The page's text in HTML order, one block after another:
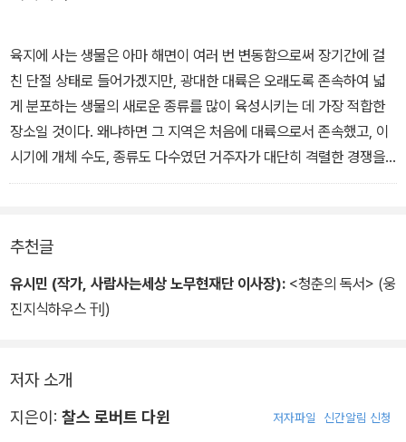
육지에 사는 생물은 아마 해면이 여러 번 변동함으로써 장기간에 걸
친 단절 상태로 들어가겠지만, 광대한 대륙은 오래도록 존속하여 넓
게 분포하는 생물의 새로운 종류를 많이 육성시키는 데 가장 적합한
장소일 것이다. 왜냐하면 그 지역은 처음에 대륙으로서 존속했고, 이
시기에 개체 수도, 종류도 다수였던 거주자가 대단히 격렬한 경쟁을
했을 것이기 때문이다.-p103 중에서
정해야 한다. 가장 흥미로운 난제의 하나는 같은 집군 속에 둘 또는 세
가지의 다른 계급을 이루는 일개미 또는 새끼를 낳지 못하는 암컷이
존재한다는 것이다. 그러나 나는 어떻게 해서 이런 곤란이 극복될 수
추천글
유시민 (작가, 사람사는세상 노무현재단 이사장): <청춘의 독서> (웅
진지식하우스 刊)
저자 소개
지은이: 찰스 로버트 다윈 저자파일 신간알림 신청